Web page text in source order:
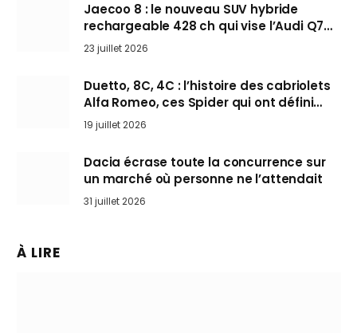
Jaecoo 8 : le nouveau SUV hybride
rechargeable 428 ch qui vise l’Audi Q7
arrive en Europe cet automne
23 juillet 2026
Duetto, 8C, 4C : l’histoire des cabriolets
Alfa Romeo, ces Spider qui ont défini
l’art de rouler cheveux au vent
19 juillet 2026
Dacia écrase toute la concurrence sur
un marché où personne ne l’attendait
31 juillet 2026
À LIRE